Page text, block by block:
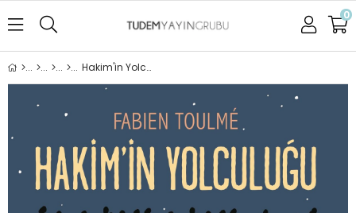
0
Hakim'in Yolculuğu Serisi Set (3 Kitap)